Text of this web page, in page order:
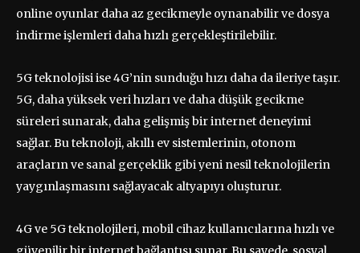
online oyunlar daha az gecikmeyle oynanabilir ve dosya
indirme işlemleri daha hızlı gerçekleştirilebilir.
5G teknolojisi ise 4G’nin sunduğu hızı daha da ileriye taşır.
5G, daha yüksek veri hızları ve daha düşük gecikme
süreleri sunarak, daha gelişmiş bir internet deneyimi
sağlar. Bu teknoloji, akıllı ev sistemlerinin, otonom
araçların ve sanal gerçeklik gibi yeni nesil teknolojilerin
yaygınlaşmasını sağlayacak altyapıyı oluşturur.
4G ve 5G teknolojileri, mobil cihaz kullanıcılarına hızlı ve